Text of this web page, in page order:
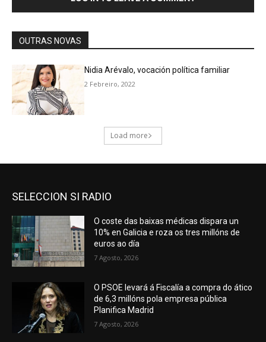
SELECCION SI RADIO
O coste das baixas médicas dispara un
10% en Galicia e roza os tres millóns de
euros ao día
7 Agosto, 2026
O PSOE levará á Fiscalía a compra do ático
de 6,3 millóns pola empresa pública
Planifica Madrid
7 Agosto, 2026